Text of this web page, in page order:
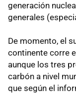
generación
generales
De momento, el
continente corre
aunque los tres
carbón a nivel
que según el